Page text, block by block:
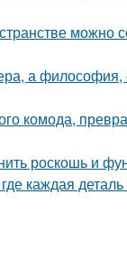
а
комода,
роскошь и
каждая